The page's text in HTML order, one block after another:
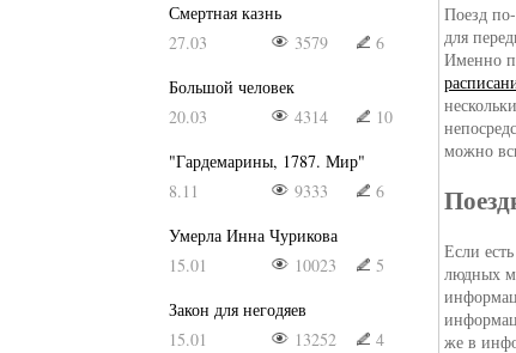
Смертная казнь
27.03
3579
6
Большой человек
20.03
4314
10
"Гардемарины, 1787. Мир"
8.11
9333
6
Умерла Инна Чурикова
15.01
10023
5
Закон для негодяев
15.01
13252 4
Поезд
для
Именно
можно
Если
людных
же в